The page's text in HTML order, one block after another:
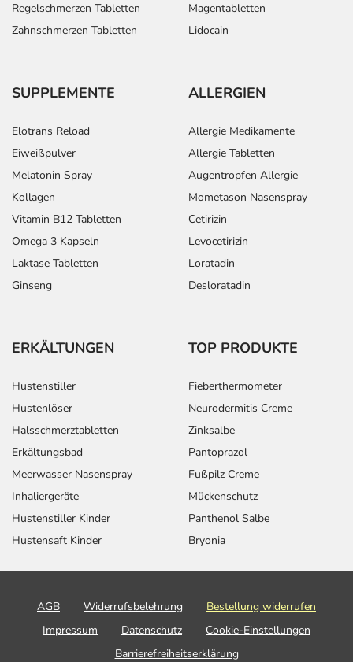
Regelschmerzen Tabletten
Zahnschmerzen Tabletten
Magentabletten
Lidocain
SUPPLEMENTE
Elotrans Reload
Eiweißpulver
Melatonin Spray
Kollagen
Vitamin B12 Tabletten
Omega 3 Kapseln
Laktase Tabletten
Ginseng
ALLERGIEN
Allergie Medikamente
Allergie Tabletten
Augentropfen Allergie
Mometason Nasenspray
Cetirizin
Levocetirizin
Loratadin
Desloratadin
ERKÄLTUNGEN
Hustenstiller
Hustenlöser
Halsschmerztabletten
Erkältungsbad
Meerwasser Nasenspray
Inhaliergeräte
Hustenstiller Kinder
Hustensaft Kinder
TOP PRODUKTE
Fieberthermometer
Neurodermitis Creme
Zinksalbe
Pantoprazol
Fußpilz Creme
Mückenschutz
Panthenol Salbe
Bryonia
AGB Widerrufsbelehrung
Bestellung widerrufen
Impressum
Datenschutz
Cookie-Einstellungen
Barrierefreiheitserklärung